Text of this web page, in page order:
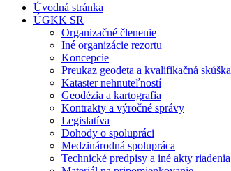
Úvodná stránka
ÚGKK SR
Organizačné členenie
Iné organizácie rezortu
Koncepcie
Preukaz geodeta a kvalifikačná skúška
Kataster nehnuteľností
Geodézia a kartografia
Kontrakty a výročné správy
Legislatíva
Dohody o spolupráci
Medzinárodná spolupráca
Technické predpisy a iné akty riadenia